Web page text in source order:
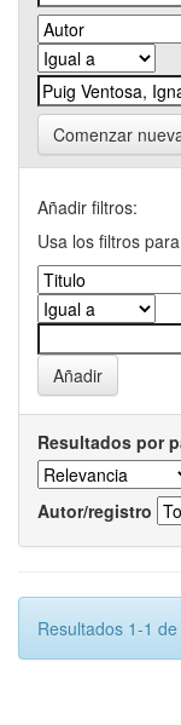
Comenzar
Añadir filtros:
Usa los filtros
Resultados por
Autor/registro
Resultados 1-1 de